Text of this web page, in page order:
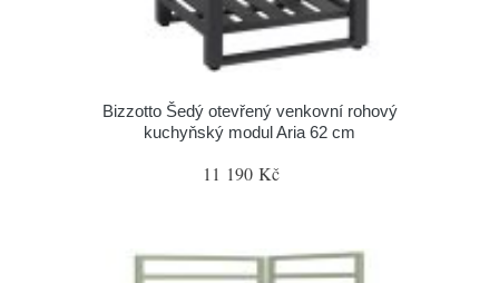
Bizzotto Šedý otevřený venkovní rohový
kuchyňský modul Aria 62 cm
11 190 Kč